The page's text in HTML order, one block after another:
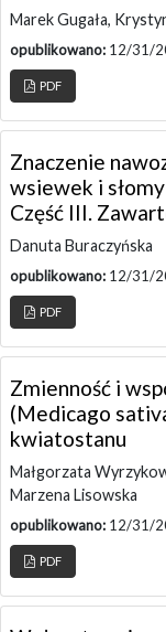
Marek Gugała,
opublikowano: 12/31/
PDF
Znaczenie
wsiewek i
Część III.
Danuta Buraczyńska
opublikowano: 12/31/
PDF
Zmienność i
(Medicago
kwiatostanu
Małgorzata
Marzena Lisowska
opublikowano: 12/31/
PDF